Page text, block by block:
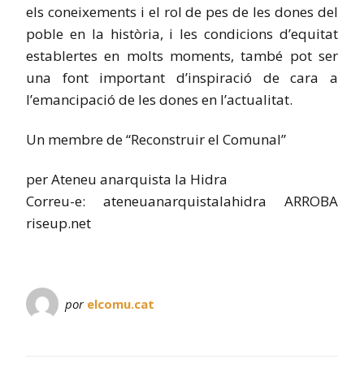
els coneixements i el rol de pes de les dones del
poble en la història, i les condicions d’equitat
establertes en molts moments, també pot ser
una font important d’inspiració de cara a
l’emancipació de les dones en l’actualitat.
Un membre de “Reconstruir el Comunal”
per Ateneu anarquista la Hidra
Correu-e: ateneuanarquistalahidra ARROBA
riseup.net
por elcomu.cat